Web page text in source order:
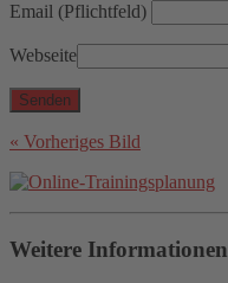
Email (Pflichtfeld)
Webseite
« Vorheriges Bild
Weitere Informationen